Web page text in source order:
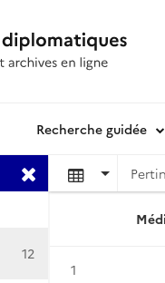
Recherche guidée
12
Résultat n°
1